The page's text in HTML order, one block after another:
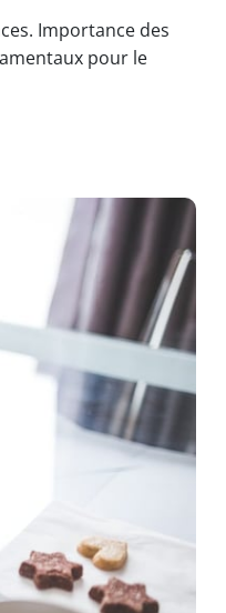
Importance des
pour le